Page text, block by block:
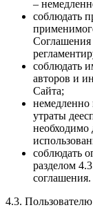
–
соблюдать
соблюдать
авторов и
Сайта;
немедленно
утраты
необходимо
соблюдать
разделом
соглашения.
4.3.